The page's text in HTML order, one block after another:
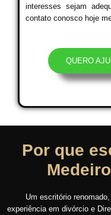
interesses sejam
contato conosco hoje
QUERO
Por que
Um escritório
experiência em divórcio e